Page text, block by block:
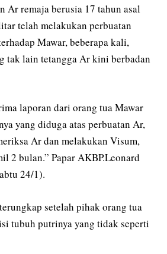
Ar remaja berusia 17 tahun asal
telah melakukan perbuatan
Mawar, beberapa kali,
tak lain tetangga Ar kini berbadan
laporan dari orang tua Mawar
yang diduga atas perbuatan Ar,
Ar dan melakukan Visum,
2 bulan.” Papar AKBP.Leonard
24/1).
setelah pihak orang tua
tubuh putrinya yang tidak seperti